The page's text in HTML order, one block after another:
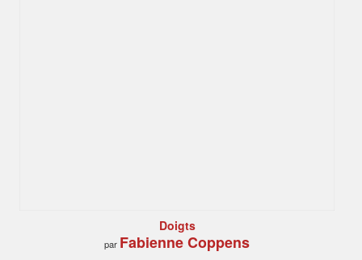
Doigts
par Fabienne Coppens